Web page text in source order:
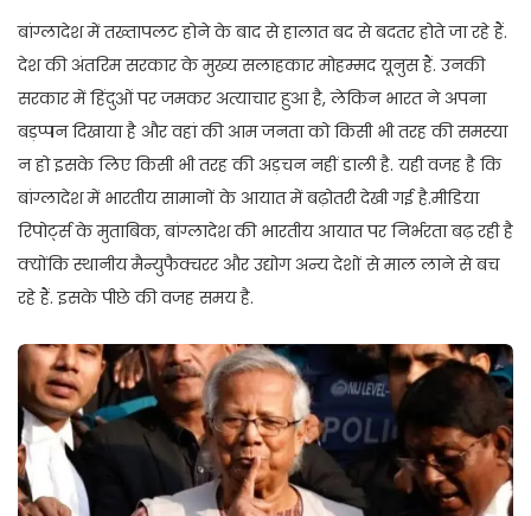
बांग्लादेश में तख्तापलट होने के बाद से हालात बद से बदतर होते जा रहे हैं.
देश की अंतरिम सरकार के मुख्य सलाहकार मोहम्मद यूनुस हैं. उनकी
सरकार में हिंदुओं पर जमकर अत्याचार हुआ है, लेकिन भारत ने अपना
बड़प्पन दिखाया है और वहां की आम जनता को किसी भी तरह की समस्या
न हो इसके लिए किसी भी तरह की अड़चन नहीं डाली है. यही वजह है कि
बांग्लादेश में भारतीय सामानों के आयात में बढ़ोतरी देखी गई है.मीडिया
रिपोर्ट्स के मुताबिक, बांग्लादेश की भारतीय आयात पर निर्भरता बढ़ रही है
क्योंकि स्थानीय मैन्युफैक्चरर और उद्योग अन्य देशों से माल लाने से बच
रहे हैं. इसके पीछे की वजह समय है.